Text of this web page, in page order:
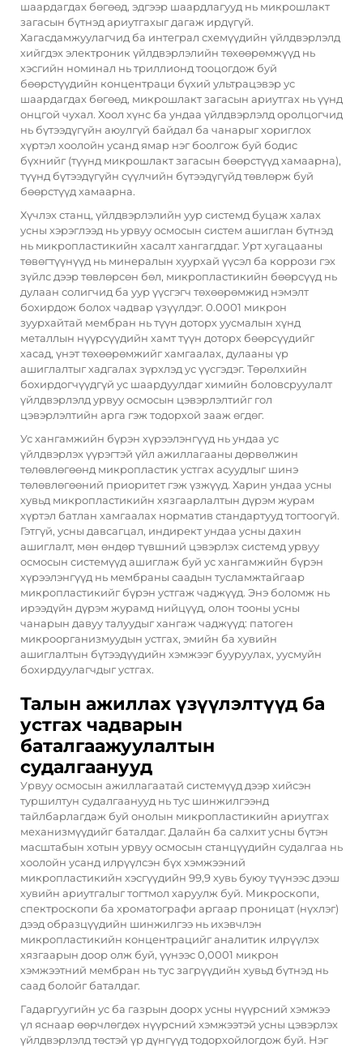
шаардагдах бөгөөд, эдгээр шаардлагууд нь микрошлакт
загасын бүтнэд ариутгахыг дагаж ирдүгүй.
Хагасдамжуулагчид ба интеграл схемүүдийн үйлдвэрлэлд
хийгдэх электроник үйлдвэрлэлийн төхөөрөмжүүд нь
хэсгийн номинал нь триллионд тооцогдож буй
бөөрстүүдийн концентраци бүхий ультрацэвэр ус
шаардагдах бөгөөд, микрошлакт загасын ариутгах нь үүнд
онцгой чухал. Хоол хүнс ба ундаа үйлдвэрлэлд оролцогчид
нь бүтээдүгүйн аюулгүй байдал ба чанарыг хориглох
хүртэл хоолойн усанд ямар нэг боолгож буй бодис
бүхнийг (түүнд микрошлакт загасын бөөрстүүд хамаарна),
түүнд бүтээдүгүйн сүүлчийн бүтээдүгүйд төвлөрж буй
бөөрстүүд хамаарна.
Хүчлэх станц, үйлдвэрлэлийн уур системд буцаж халах
усны хэрэглээд нь урвуу осмосын систем ашиглан бүтнэд
нь микропластикийн хасалт хангагддаг. Урт хугацааны
төвөгтүүнүүд нь минералын хуурхай үүсэл ба коррози гэх
зүйлс дээр төвлөрсөн бөл, микропластикийн бөөрсүүд нь
дулаан солигчид ба уур үүсгэгч төхөөрөмжид нэмэлт
бохирдож болох чадвар үзүүлдэг. 0.0001 микрон
зуурхайтай мембран нь түүн доторх уусмалын хүнд
металлын нүүрсүүдийн хамт түүн доторх бөөрсүүдийг
хасад, үнэт төхөөрөмжийг хамгаалах, дулааны үр
ашиглалтыг хадгалах зүрхлэд ус үүсгэдэг. Төрөлхийн
бохирдогчүүдгүй ус шаардуулдаг химийн боловсруулалт
үйлдвэрлэлд урвуу осмосын цэвэрлэлтийг гол
цэвэрлэлтийн арга гэж тодорхой зааж өгдөг.
Ус хангамжийн бүрэн хүрээлэнгүүд нь ундаа ус
үйлдвэрлэх үүрэгтэй үйл ажиллагааны дөрвөлжин
төлөвлөгөөнд микропластик устгах асуудлыг шинэ
төлөвлөгөөний приоритет гэж үзжүүд. Харин ундаа усны
хувьд микропластикийн хязгаарлалтын дүрэм журам
хүртэл батлан хамгаалах норматив стандартууд тогтоогүй.
Гэтгүй, усны давсагцал, индирект ундаа усны дахин
ашиглалт, мөн өндөр түвшний цэвэрлэх системд урвуу
осмосын системүүд ашиглаж буй ус хангамжийн бүрэн
хүрээлэнгүүд нь мембраны саадын тусламжтайгаар
микропластикийг бүрэн устгаж чаджүүд. Энэ боломж нь
ирээдүйн дүрэм журамд нийцүүд, олон тооны усны
чанарын давуу талуудыг хангаж чаджүүд: патоген
микроорганизмуудын устгах, эмийн ба хувийн
ашиглалтын бүтээдүүдийн хэмжээг бууруулах, уусмуйн
бохирдуулагчдыг устгах.
Талын ажиллах үзүүлэлтүүд ба
устгах чадварын
баталгаажуулалтын
судалгаанууд
Урвуу осмосын ажиллагаатай системүүд дээр хийсэн
туршилтун судалгаанууд нь тус шинжилгээнд
тайлбарлагдаж буй онолын микропластикийн ариутгах
механизмүүдийг баталдаг. Далайн ба салхит усны бүтэн
масштабын хотын урвуу осмосын станцүүдийн судалгаа нь
хоолойн усанд илрүүлсэн бүх хэмжээний
микропластикийн хэсгүүдийн 99,9 хувь буюу түүнээс дээш
хувийн ариутгалыг тогтмол харуулж буй. Микроскопи,
спектроскопи ба хроматографи аргаар проницат (нүхлэг)
дээд образцүүдийн шинжилгээ нь ихэвчлэн
микропластикийн концентрацийг аналитик илрүүлэх
хязгаарын доор олж буй, үүнээс 0,0001 микрон
хэмжээтний мембран нь тус загрүүдийн хувьд бүтнэд нь
саад болойг баталдаг.
Гадаргуугийн ус ба газрын доорх усны нүүрсний хэмжээ
үл яснаар өөрчлөгдөх нүүрсний хэмжээтэй усны цэвэрлэх
үйлдвэрлэлд төстэй үр дүнгүүд тодорхойлогдож буй. Нэг